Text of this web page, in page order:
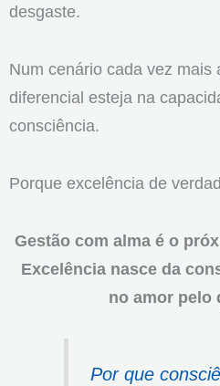
desgaste.
Num cenário cada vez mais
diferencial esteja na
consciência.
Porque excelência de
Gestão com alma é o
Excelência nasce da
no amor pelo
Por que